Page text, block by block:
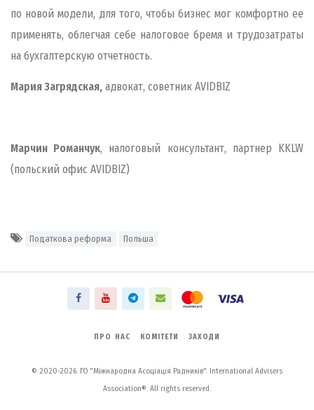
по новой модели, для того, чтобы бизнес мог комфортно ее
применять, облегчая себе налоговое бремя и трудозатраты
на бухгалтерскую отчетность.
Мария Загрядская, адвокат, советник AVIDBIZ
Марчин Романчук, налоговый консультант, партнер KKLW
(польский офис AVIDBIZ)
Податкова реформа Польша
ПРО НАС КОМІТЕТИ ЗАХОДИ
© 2020-2026. ГО "Міжнародна Асоціація Радників". International Advisers
Association®. All rights reserved.